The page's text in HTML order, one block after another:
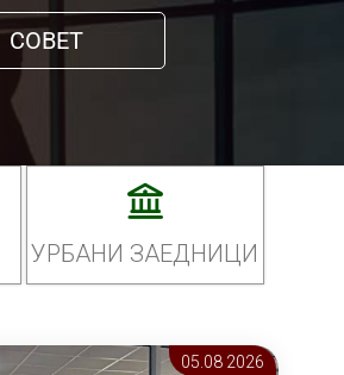
СОВЕТ
УРБАНИ ЗАЕДНИЦИ
05.08 2026